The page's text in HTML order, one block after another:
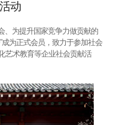
动
、为提升国家竞争力做贡献的
成为正式会员，致力于参加社会
艺术教育等企业社会贡献活